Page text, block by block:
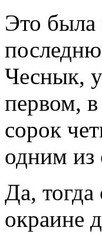
Это была
Чеснык,
первом,
сорок
одним из
Да,
окраине